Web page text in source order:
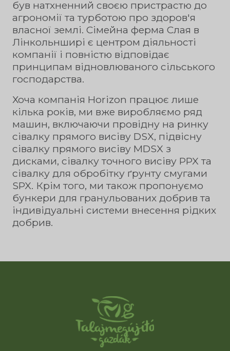
був натхненний своєю пристрастю до
агрономії та турботою про здоров'я
власної землі. Сімейна ферма Слая в
Лінкольнширі є центром діяльності
компанії і повністю відповідає
принципам відновлюваного сільського
господарства.
Хоча компанія Horizon працює лише
кілька років, ми вже виробляємо ряд
машин, включаючи провідну на ринку
сівалку прямого висіву DSX, підвісну
сівалку прямого висіву MDSX з
дисками, сівалку точного висіву PPX та
сівалку для обробітку ґрунту смугами
SPX. Крім того, ми також пропонуємо
бункери для гранульованих добрив та
індивідуальні системи внесення рідких
добрив.